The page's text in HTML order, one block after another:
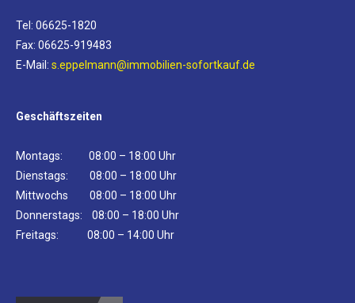
Tel: 06625-1820
Fax: 06625-919483
E-Mail: s.eppelmann@immobilien-sofortkauf.de
Geschäftszeiten
Montags: 08:00 – 18:00 Uhr
Dienstags: 08:00 – 18:00 Uhr
Mittwochs 08:00 – 18:00 Uhr
Donnerstags: 08:00 – 18:00 Uhr
Freitags: 08:00 – 14:00 Uhr